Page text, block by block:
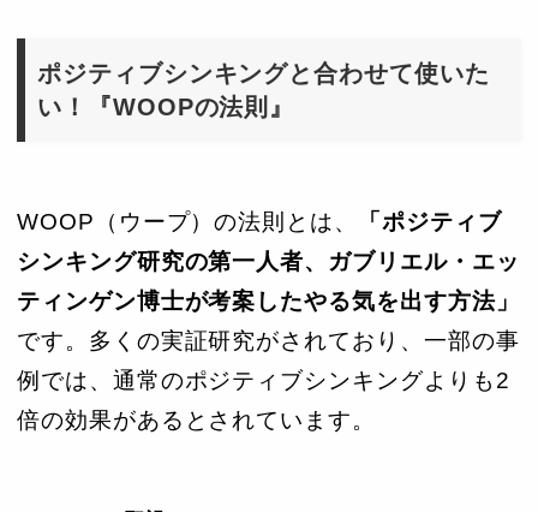
ポジティブシンキングと合わせて使いた
い！『WOOPの法則』
WOOP（ウープ）の法則とは、
「ポジティブ
シンキング研究の第一人者、ガブリエル・エッ
ティンゲン博士が考案したやる気を出す方法」
です。多くの実証研究がされており、一部の事
例では、通常のポジティブシンキングよりも2
倍の効果があるとされています。